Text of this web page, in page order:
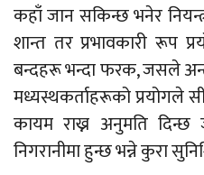
कहाँ जान सकिन्छ भनेर
शान्त तर प्रभावकारी रूप
बन्दहरू भन्दा फरक, जसले
मध्यस्थकर्ताहरूको प्रयोगले
कायम राख्न अनुमति
निगरानीमा हुन्छ भन्ने कुरा